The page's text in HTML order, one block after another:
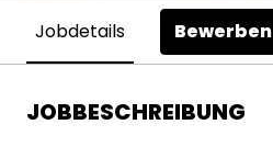
Jobdetails Bewerben
JOBBESCHREIBUNG